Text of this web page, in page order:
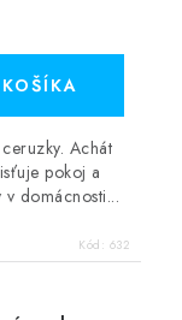
Achát
pokoj a
domácnosti...
Kód: 632